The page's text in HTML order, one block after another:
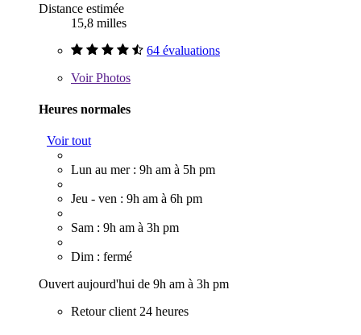
Distance estimée
15,8 milles
64 évaluations
VoirPhotos
Heures normales
Voir tout
Lun au mer : 9h am à 5h pm
Jeu - ven : 9h am à 6h pm
Sam : 9h am à 3h pm
Dim : fermé
Ouvert aujourd'hui de 9h am à 3h pm
Retour client 24 heures